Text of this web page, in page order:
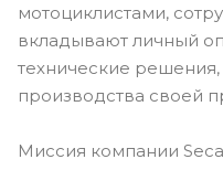
мотоциклистами,
вкладывают личный
технические
производства своей
Миссия компании